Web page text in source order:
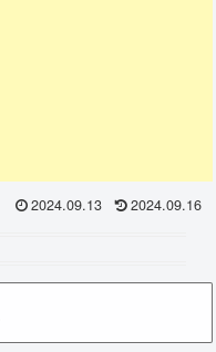
2024.09.13 2024.09.16